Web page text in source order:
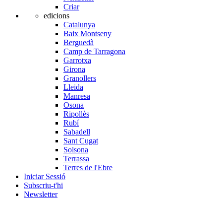
Criar
edicions
Catalunya
Baix Montseny
Berguedà
Camp de Tarragona
Garrotxa
Girona
Granollers
Lleida
Manresa
Osona
Ripollès
Rubí
Sabadell
Sant Cugat
Solsona
Terrassa
Terres de l'Ebre
Iniciar Sessió
Subscriu-t'hi
Newsletter